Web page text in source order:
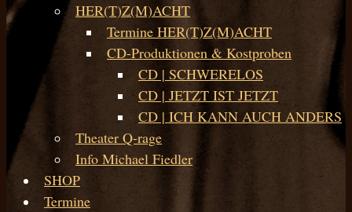
HER(T)Z(M)ACHT
Termine HER(T)Z(M)ACHT
CD-Produktionen & Kostproben
CD | SCHWERELOS
CD | JETZT IST JETZT
CD | ICH KANN AUCH ANDERS
Theater Q-rage
Info Michael Fiedler
SHOP
Termine